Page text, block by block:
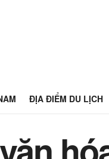
ĐỊA ĐIỂM DU LỊCH